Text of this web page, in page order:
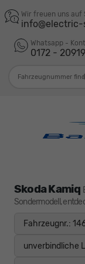
Wir freuen uns auf
Whatsapp -
0172 -
Skoda Kamiq
Sondermodell,
Fahrzeugnr.:
unverbindliche